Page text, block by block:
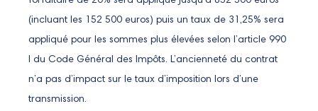
(incluant les 152 500 euros) puis un taux de 31,25% sera
appliqué pour les sommes plus élevées selon l’article 990
I du Code Général des Impôts. L’ancienneté du contrat
n’a pas d’impact sur le taux d’imposition lors d’une
transmission.